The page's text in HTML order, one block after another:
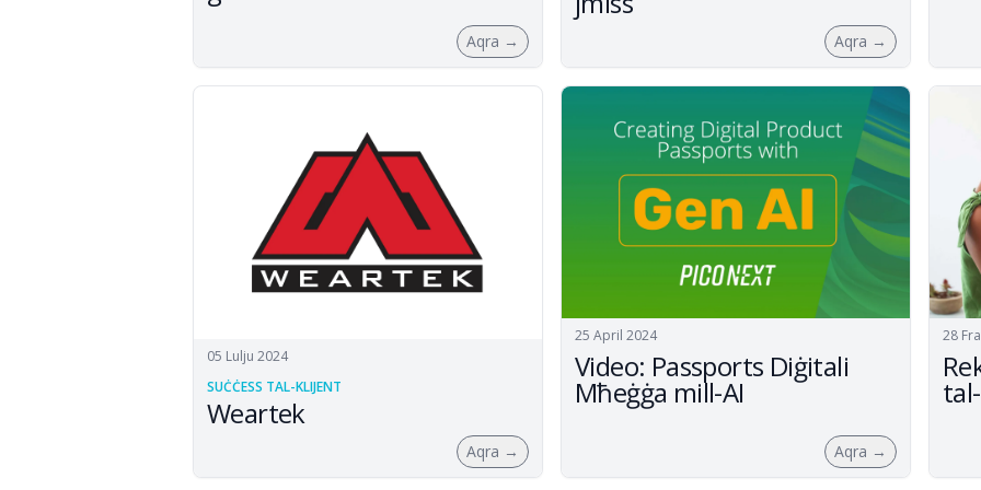
Aqra → Aqra →
05 Lulju 2024
SUĊĊESS TAL-KLIJENT
Weartek
Aqra →
25 April 2024
Video: Passports Diġitali
Mħeġġa mill-AI
Aqra →
28